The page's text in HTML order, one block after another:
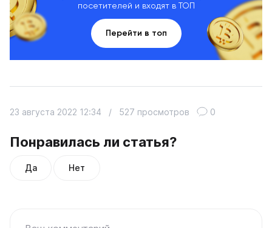
посетителей и входят в ТОП
Перейти в топ
Понравилась ли статья?
Да Нет
23 августа 2022 12:34 / 527 просмотров 0